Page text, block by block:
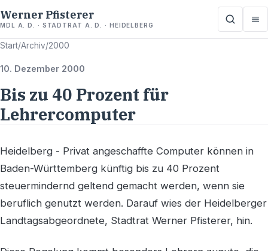
Werner Pfisterer
MDL A. D. · STADTRAT A. D. · HEIDELBERG
Start/Archiv/2000
10. Dezember 2000
Bis zu 40 Prozent für
Lehrercomputer
Heidelberg - Privat angeschaffte Computer können in
Baden-Württemberg künftig bis zu 40 Prozent
steuermindernd geltend gemacht werden, wenn sie
beruflich genutzt werden. Darauf wies der Heidelberger
Landtagsabgeordnete, Stadtrat Werner Pfisterer, hin.